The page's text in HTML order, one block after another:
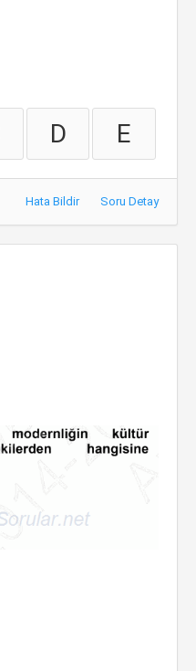
D E
Hata Bildir Soru Detay